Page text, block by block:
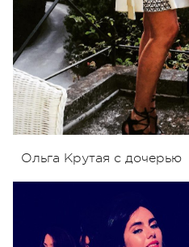
Ольга Крутая с дочерью